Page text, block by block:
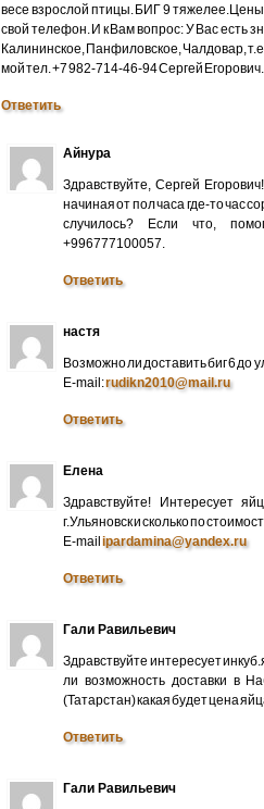
весе взрослой птицы. БИГ 9
свой телефон. И к Вам вопрос: У Вас есть
Калининское, Панфиловское, Чалдовар,
мой тел. +7 982-714-46-94 Сергей Егорович.
Ответить
Айнура
Здравствуйте, Сергей
начиная от пол часа где-то час
случилось? Если что,
+996777100057.
Ответить
настя
Возможно ли доставить биг 6 до
E-mail:rudikn2010@mail.ru
Ответить
Елена
Здравствуйте! Интересует
г.Ульяновск и сколько по
E-mailipardamina@yandex.ru
Ответить
Гали Равильевич
Здравствуйте интересует
ли возможность доставки в
(Татарстан) какая будет цена
Ответить
Гали Равильевич